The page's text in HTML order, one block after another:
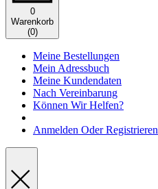
0
Warenkorb
(0)
Meine Bestellungen
Mein Adressbuch
Meine Kundendaten
Nach Vereinbarung
Können Wir Helfen?
Anmelden Oder Registrieren